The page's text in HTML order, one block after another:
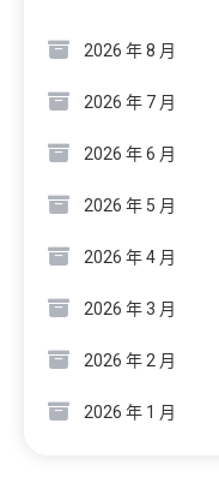
2026 年 8 月
2026 年 7 月
2026 年 6 月
2026 年 5 月
2026 年 4 月
2026 年 3 月
2026 年 2 月
2026 年 1 月